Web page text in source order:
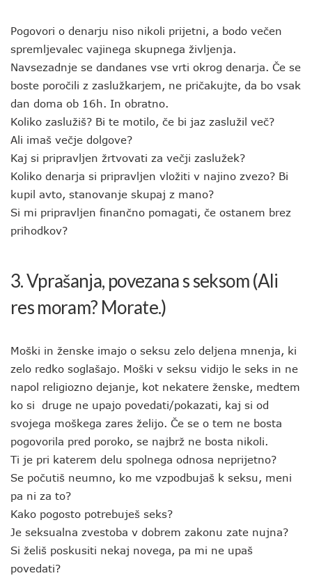
Pogovori o denarju niso nikoli prijetni, a bodo večen
spremljevalec vajinega skupnega življenja.
Navsezadnje se dandanes vse vrti okrog denarja. Če se
boste poročili z zaslužkarjem, ne pričakujte, da bo vsak
dan doma ob 16h. In obratno.
Koliko zaslužiš? Bi te motilo, če bi jaz zaslužil več?
Ali imaš večje dolgove?
Kaj si pripravljen žrtvovati za večji zaslužek?
Koliko denarja si pripravljen vložiti v najino zvezo? Bi
kupil avto, stanovanje skupaj z mano?
Si mi pripravljen finančno pomagati, če ostanem brez
prihodkov?
3. Vprašanja, povezana s seksom (Ali
res moram? Morate.)
Moški in ženske imajo o seksu zelo deljena mnenja, ki
zelo redko soglašajo. Moški v seksu vidijo le seks in ne
napol religiozno dejanje, kot nekatere ženske, medtem
ko si druge ne upajo povedati/pokazati, kaj si od
svojega moškega zares želijo. Če se o tem ne bosta
pogovorila pred poroko, se najbrž ne bosta nikoli.
Ti je pri katerem delu spolnega odnosa neprijetno?
Se počutiš neumno, ko me vzpodbujaš k seksu, meni
pa ni za to?
Kako pogosto potrebuješ seks?
Je seksualna zvestoba v dobrem zakonu zate nujna?
Si želiš poskusiti nekaj novega, pa mi ne upaš
povedati?